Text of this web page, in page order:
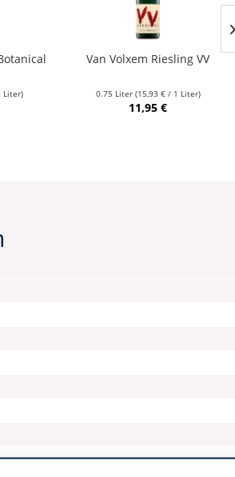
Liter)
Van Volxem Riesling VV
0.75 Liter (15,93 € / 1 Liter)
11,95 €